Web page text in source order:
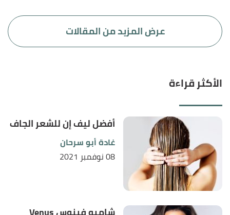
الأكثر قراءة
أفضل ليف إن للشعر الجاف
غادة أبو سرحان
08 نوفمبر 2021